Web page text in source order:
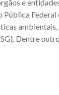
e
Pública Federal
ambientais,
Dentre